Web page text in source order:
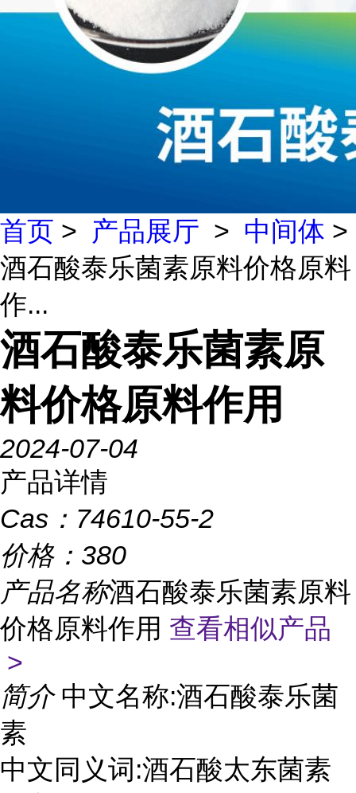
首页 > 产品展厅 > 中间体 >
酒石酸泰乐菌素原料价格原料
作...
酒石酸泰乐菌素原
料价格原料作用
2024-07-04
产品详情
Cas： 74610-55-2
价格： 380
产品名称酒石酸泰乐菌素原料
价格原料作用 查看相似产品
>
简介 中文名称:酒石酸泰乐菌
素
中文同义词:酒石酸太东菌素